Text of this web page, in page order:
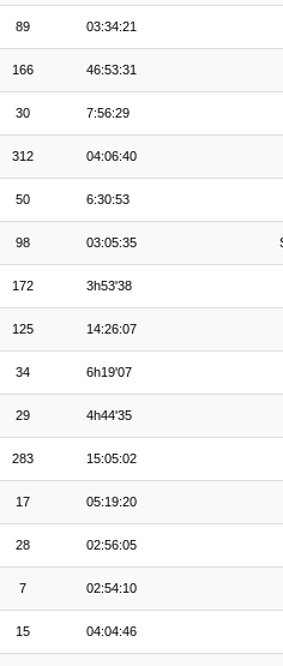
89 03:34:21
166 46:53:31
30 7:56:29
312 04:06:40
50 6:30:53
98 03:05:35
172 3h53'38
125 14:26:07
34 6h19'07
29 4h44'35
283 15:05:02
17 05:19:20
28 02:56:05
7 02:54:10
15 04:04:46